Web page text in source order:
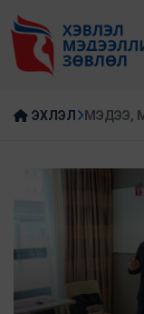
ЭХЛЭЛ МЭДЭЭ,